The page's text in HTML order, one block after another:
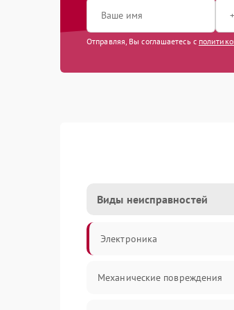
Отправляя, Вы соглашаетесь с
Виды неисправностей
Электроника
Механические повреждения